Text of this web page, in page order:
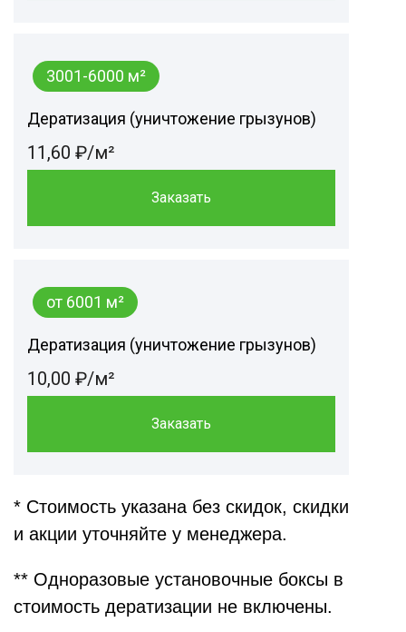
3001-6000 м²
Дератизация (уничтожение грызунов)
11,60 ₽/м²
Заказать
от 6001 м²
Дератизация (уничтожение грызунов)
10,00 ₽/м²
Заказать
* Стоимость указана без скидок, скидки
и акции уточняйте у менеджера.
** Одноразовые установочные боксы в
стоимость дератизации не включены.